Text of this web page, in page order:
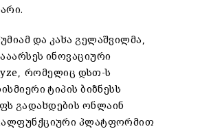
და კახა გელაშვილმა,
ინოვაციური
რომელიც დსთ-ს
ტიპის ბიზნესს
გადახდების ონლაინ
პლატფორმით